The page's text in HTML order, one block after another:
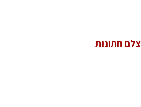
צלם חתונות